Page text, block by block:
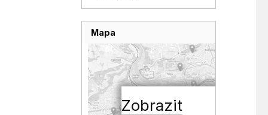
Mapa
Zobrazit